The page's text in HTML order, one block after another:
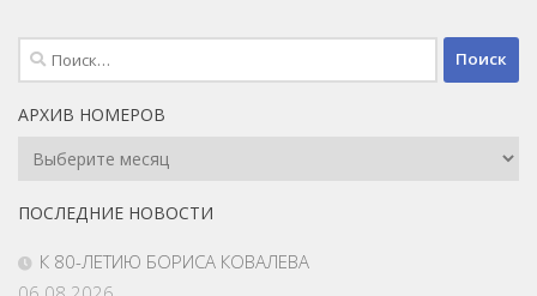
Найти:
АРХИВ НОМЕРОВ
Архив
Номеров
ПОСЛЕДНИЕ НОВОСТИ
К 80-ЛЕТИЮ БОРИСА КОВАЛЕВА